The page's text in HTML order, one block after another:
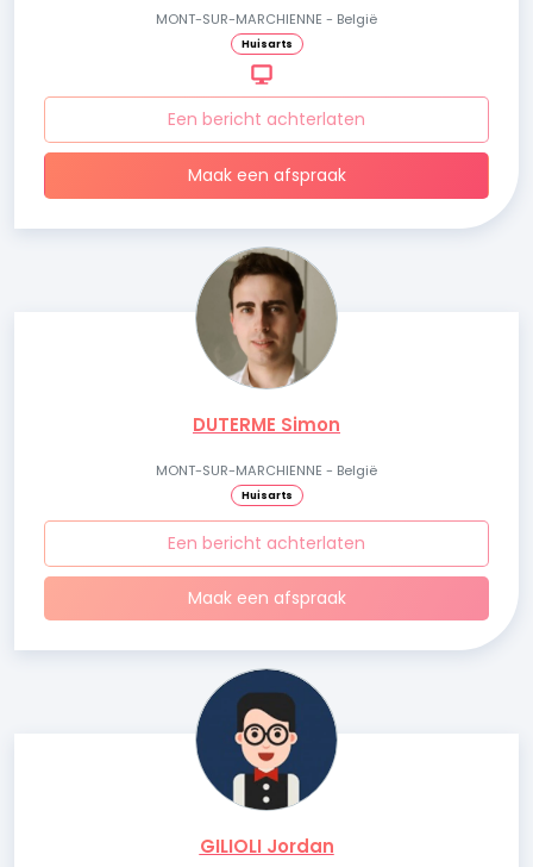
MONT-SUR-MARCHIENNE - België
Huisarts
Een bericht achterlaten
Maak een afspraak
DUTERME Simon
MONT-SUR-MARCHIENNE - België
Huisarts
Een bericht achterlaten
Maak een afspraak
GILIOLI Jordan